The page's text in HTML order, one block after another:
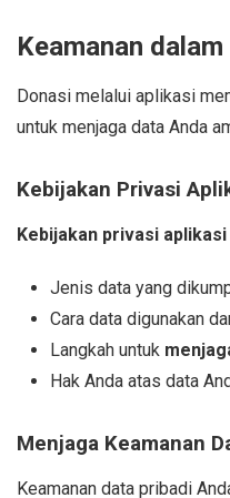
Keamanan
Donasi melalui aplikasi
untuk menjaga data Anda
Kebijakan Privasi
Kebijakan privasi
Jenis data yang
Cara data digunakan
Langkah untuk
Hak Anda atas data
Menjaga Keamanan
Keamanan data pribadi